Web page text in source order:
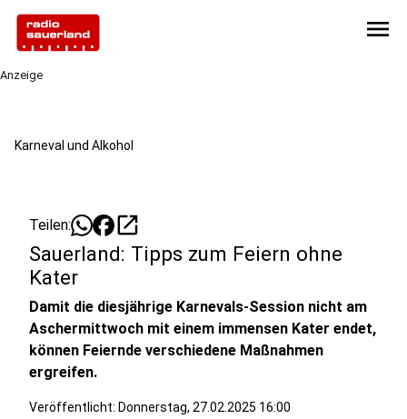
menu
Anzeige
Karneval und Alkohol
Teilen: open_in_new
Sauerland: Tipps zum Feiern ohne
Kater
Damit die diesjährige Karnevals-Session nicht am
Aschermittwoch mit einem immensen Kater endet,
können Feiernde verschiedene Maßnahmen
ergreifen.
Veröffentlicht: Donnerstag, 27.02.2025 16:00